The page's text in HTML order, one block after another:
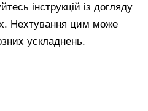
інструкцій із догляду
Нехтування цим може
ускладнень.